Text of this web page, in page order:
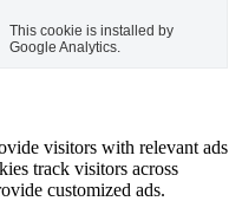
This cookie is installed by
Google Analytics.
visitors with relevant ads
track visitors across
customized ads.